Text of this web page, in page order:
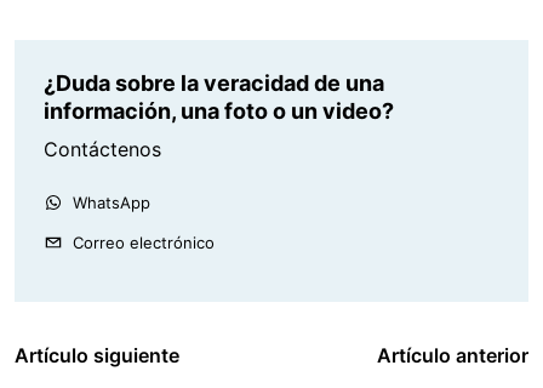
¿Duda sobre la veracidad de una
información, una foto o un video?
Contáctenos
WhatsApp
Correo electrónico
Artículo siguiente Artículo anterior